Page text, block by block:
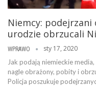
Niemcy: podejrzani
urodzie obrzucali
WPRAWO sty 17, 2020
Jak podają niemieckie
nagle obrażony, pobity i
Policja poszukuje